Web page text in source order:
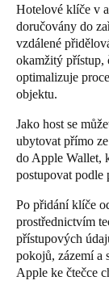
Czech Republic
Čeština
Denmark
Danskere
Sweden
SvenskaEnglish
Norway
NorskEnglish
Finland
Finnish
Hotelové klíče v
doručovány do
vzdálené
okamžitý přístup,
optimalizuje
objektu.
Jako host se
ubytovat přímo
do Apple Wallet,
postupovat podle
Po přidání klíče
prostřednictvím
přístupových
pokojů, zázemí a
Apple ke čtečce